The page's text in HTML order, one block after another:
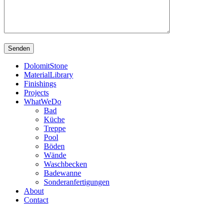
DolomitStone
MaterialLibrary
Finishings
Projects
WhatWeDo
Bad
Küche
Treppe
Pool
Böden
Wände
Waschbecken
Badewanne
Sonderanfertigungen
About
Contact